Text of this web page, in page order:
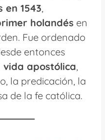
en 1543,
holandés en
Fue ordenado
entonces
vida apostólica,
la predicación, la
de la fe católica.